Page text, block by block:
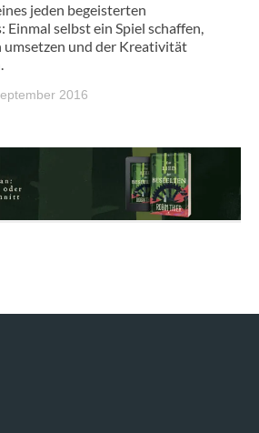
jeden begeisterten
Einmal selbst ein Spiel schaffen,
umsetzen und der Kreativität
2016